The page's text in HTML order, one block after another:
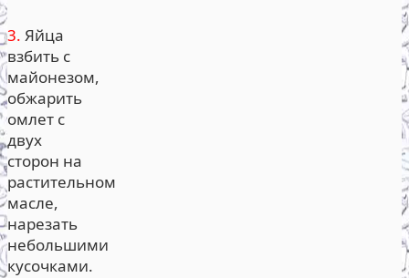
3. Яйца
взбить с
майонезом,
обжарить
омлет с
двух
сторон на
растительном
масле,
нарезать
небольшими
кусочками.